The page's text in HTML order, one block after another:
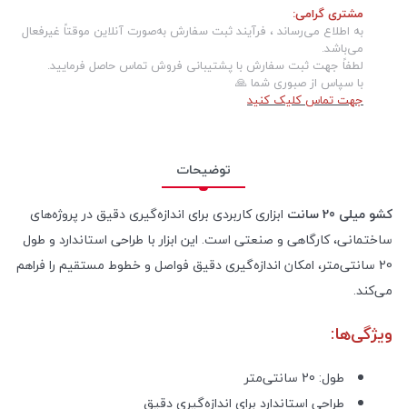
مشتری گرامی:
به اطلاع می‌رساند ، فرآیند ثبت سفارش به‌صورت آنلاین موقتاً غیرفعال
می‌باشد.
لطفاً جهت ثبت سفارش با پشتیبانی فروش تماس حاصل فرمایید.
با سپاس از صبوری شما 🙏
جهت تماس کلیک کنید
توضیحات
کشو میلی 20 سانت
ابزاری کاربردی برای اندازه‌گیری دقیق در پروژه‌های
ساختمانی، کارگاهی و صنعتی است. این ابزار با طراحی استاندارد و طول
20 سانتی‌متر، امکان اندازه‌گیری دقیق فواصل و خطوط مستقیم را فراهم
می‌کند.
ویژگی‌ها:
طول: 20 سانتی‌متر
طراحی استاندارد برای اندازه‌گیری دقیق